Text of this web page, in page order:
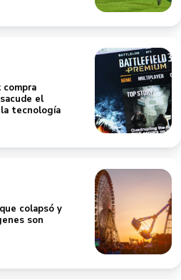
el
tecnología
colapsó y
son